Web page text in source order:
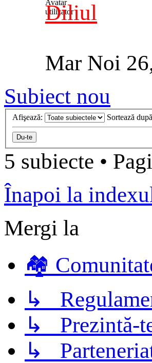
Diliul
Mar Noi
Subiect nou
Afişează: Sortează
5 subiecte •
Înapoi la
Mergi la
🏘️
↳
↳ Prezintă-
↳